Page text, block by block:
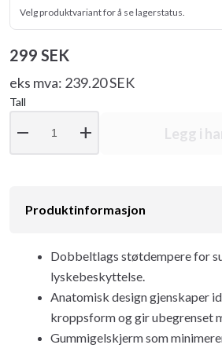
Velg produktvariant for å se lagerstatus.
299 SEK
eks mva: 239.20 SEK
Tall
remove add Legg i
Produktinformasjon
Dobbeltlags støtdempere for
lyskebeskyttelse.
Anatomisk design gjenskaper
kroppsform og gir ubegrenset
Gummigelskjerm som